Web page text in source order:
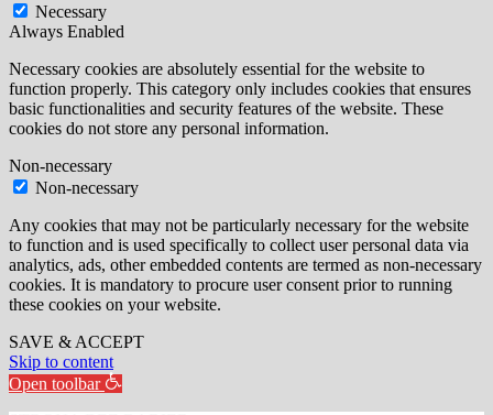
Necessary
Always Enabled
Necessary cookies are absolutely essential for the website to
function properly. This category only includes cookies that ensures
basic functionalities and security features of the website. These
cookies do not store any personal information.
Non-necessary
Non-necessary
Any cookies that may not be particularly necessary for the website
to function and is used specifically to collect user personal data via
analytics, ads, other embedded contents are termed as non-necessary
cookies. It is mandatory to procure user consent prior to running
these cookies on your website.
SAVE & ACCEPT
Skip to content
Open toolbar